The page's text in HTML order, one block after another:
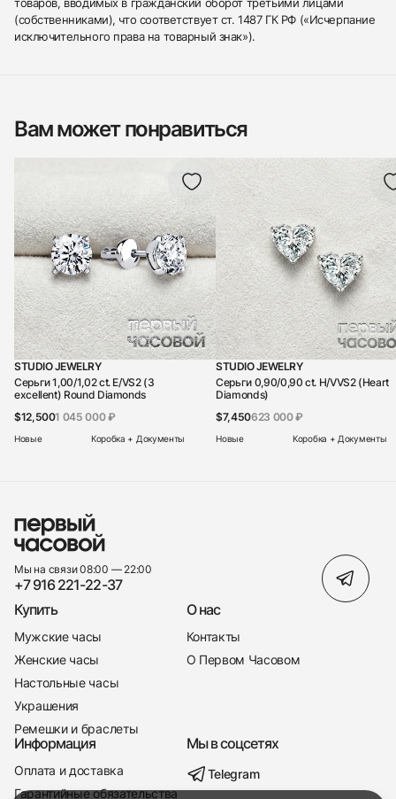
(собственниками), что соответствует ст. 1487 ГК РФ («Исчерпание
исключительного права на товарный знак»).
Вам может понравиться
STUDIO JEWELRY
Серьги 1,00/1,02 ct. E/VS2 (3
excellent) Round Diamonds
$12,5001 045 000 ₽
Новые Коробка + Документы
STUDIO JEWELRY
Серьги 0,90/0,90 ct. H/VVS2 (Heart
Diamonds)
$7,450623 000 ₽
Новые Коробка + Документы
Мы на связи 08:00 — 22:00
+7 916 221-22-37
Купить
Мужские часы
Женские часы
Настольные часы
Украшения
Ремешки и браслеты
О нас
Контакты
О Первом Часовом
Информация
Оплата и доставка
Гарантийные обязательства
Мы в соцсетях
Telegram